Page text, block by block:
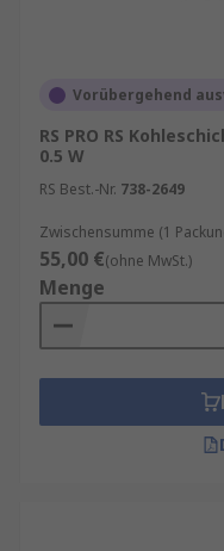
Spannung zu
begrenzen.
Robustheit
diese
verwendet,
und Sensoren.
Industrielle
mechanischen
bieten
zuverlässige
Vorübergehend
RS PRO RS
0.5 W
RS Best.-Nr. 738-2649
Zwischensumme (1
55,00 €(ohne MwSt.)
Menge